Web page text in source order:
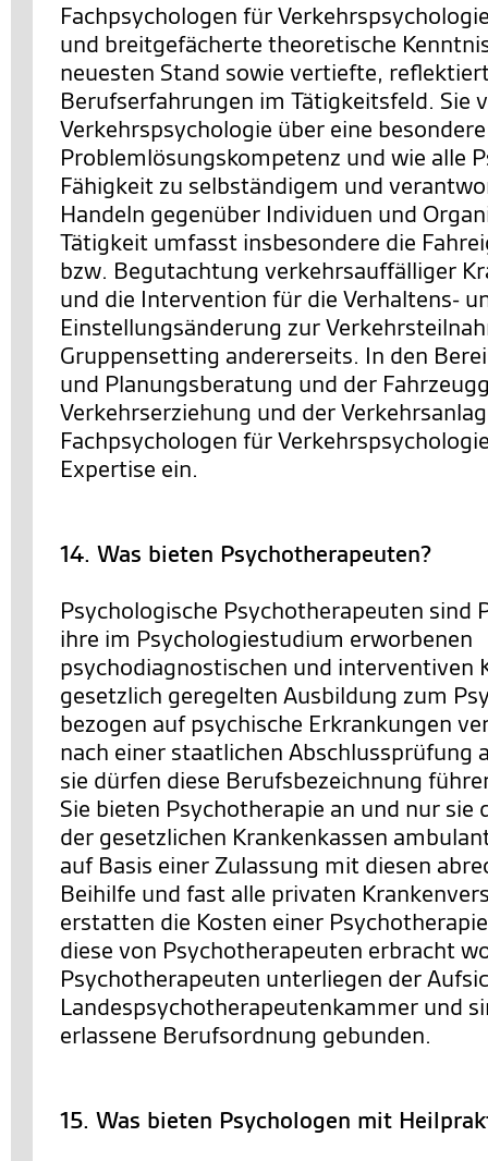
Fachpsychologen für
und breitgefächerte theoretische
neuesten Stand sowie vertiefte,
Berufserfahrungen im Tätigkeitsfeld. Sie
Verkehrspsychologie über eine besondere
Problemlösungskompetenz und wie alle
Fähigkeit zu selbständigem und
Handeln gegenüber Individuen und
Tätigkeit umfasst insbesondere die
bzw. Begutachtung verkehrsauffälliger
und die Intervention für die Verhaltens-
Einstellungsänderung zur
Gruppensetting andererseits. In den
und Planungsberatung und der
Verkehrserziehung und der
Fachpsychologen für
Expertise ein.
14. Was bieten Psychotherapeuten?
Psychologische Psychotherapeuten sind
ihre im Psychologiestudium erworbenen
psychodiagnostischen und interventiven
gesetzlich geregelten Ausbildung zum
bezogen auf psychische Erkrankungen
nach einer staatlichen Abschlussprüfung
sie dürfen diese Berufsbezeichnung
Sie bieten Psychotherapie an und nur sie
der gesetzlichen Krankenkassen
auf Basis einer Zulassung mit diesen
Beihilfe und fast alle privaten
erstatten die Kosten einer
diese von Psychotherapeuten erbracht
Psychotherapeuten unterliegen der
Landespsychotherapeutenkammer und
erlassene Berufsordnung gebunden.
15. Was bieten Psychologen mit